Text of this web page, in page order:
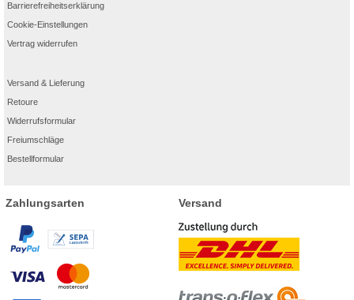
Barrierefreiheitserklärung
Cookie-Einstellungen
Vertrag widerrufen
Versand & Lieferung
Retoure
Widerrufsformular
Freiumschläge
Bestellformular
Zahlungsarten Versand